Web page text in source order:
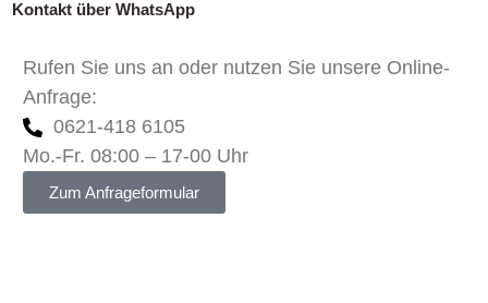
Kontakt über WhatsApp
Rufen Sie uns an oder nutzen Sie unsere Online-
Anfrage:
0621-418 6105
Mo.-Fr. 08:00 – 17-00 Uhr
Zum Anfrageformular